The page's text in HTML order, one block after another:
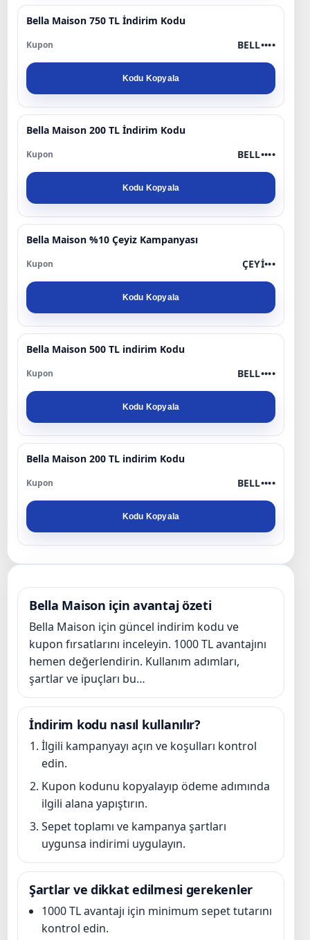
Bella Maison 750 TL İndirim Kodu
BELL••••
Kodu Kopyala
Bella Maison 200 TL İndirim Kodu
BELL••••
Kodu Kopyala
Bella Maison %10 Çeyiz Kampanyası
ÇEYİ•••
Kodu Kopyala
Bella Maison 500 TL indirim Kodu
BELL••••
Kodu Kopyala
Bella Maison 200 TL indirim Kodu
BELL••••
Kodu Kopyala
Bella Maison için avantaj özeti
Bella Maison için güncel indirim kodu ve
kupon fırsatlarını inceleyin. 1000 TL avantajını
hemen değerlendirin. Kullanım adımları,
şartlar ve ipuçları bu…
İndirim kodu nasıl kullanılır?
İlgili kampanyayı açın ve koşulları kontrol
edin.
Kupon kodunu kopyalayıp ödeme adımında
ilgili alana yapıştırın.
Sepet toplamı ve kampanya şartları
uygunsa indirimi uygulayın.
Şartlar ve dikkat edilmesi gerekenler
1000 TL avantajı için minimum sepet tutarını
kontrol edin.